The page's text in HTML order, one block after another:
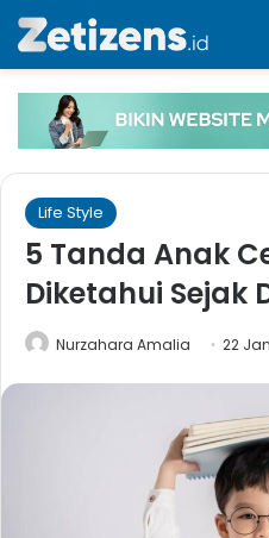
Life Style
5 Tanda Anak
Diketahui Sejak
Nurzahara Amalia 22